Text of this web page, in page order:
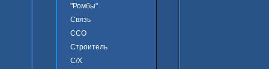
"Ромбы"
Связь
ССО
Строитель
С/Х